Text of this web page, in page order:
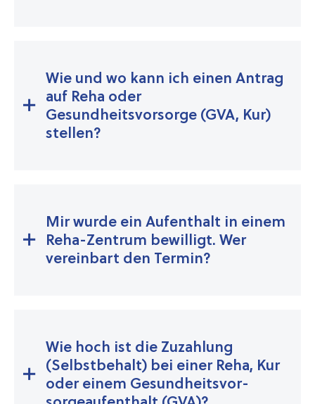
Wie und wo kann ich einen Antrag
auf Reha oder
Gesundheitsvorsorge (GVA, Kur)
stellen?
Mir wurde ein Aufenthalt in einem
Reha-Zentrum bewilligt. Wer
vereinbart den Termin?
Wie hoch ist die Zuzahlung
(Selbst­behalt) bei einer Reha, Kur
oder einem Gesund­heits­vor­